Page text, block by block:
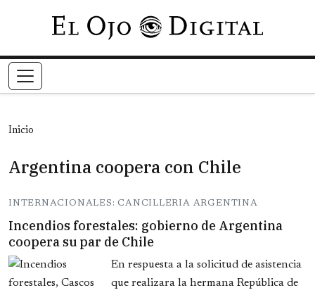
Pasar al contenido principal
Inicio
Argentina coopera con Chile
INTERNACIONALES: CANCILLERIA ARGENTINA
Incendios forestales: gobierno de Argentina
coopera su par de Chile
En respuesta a la solicitud de asistencia
que realizara la hermana República de